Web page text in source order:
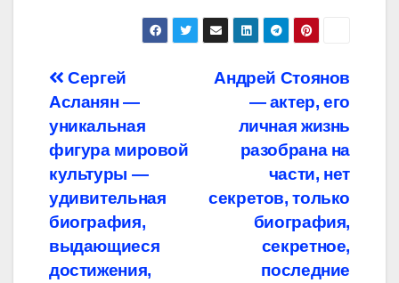
Навигация
по
записям
Андрей Стоянов
— актер, его
личная жизнь
разобрана на
части, нет
секретов, только
биография,
секретное,
последние
Сергей
Асланян —
уникальная
фигура мировой
культуры —
удивительная
биография,
выдающиеся
достижения,